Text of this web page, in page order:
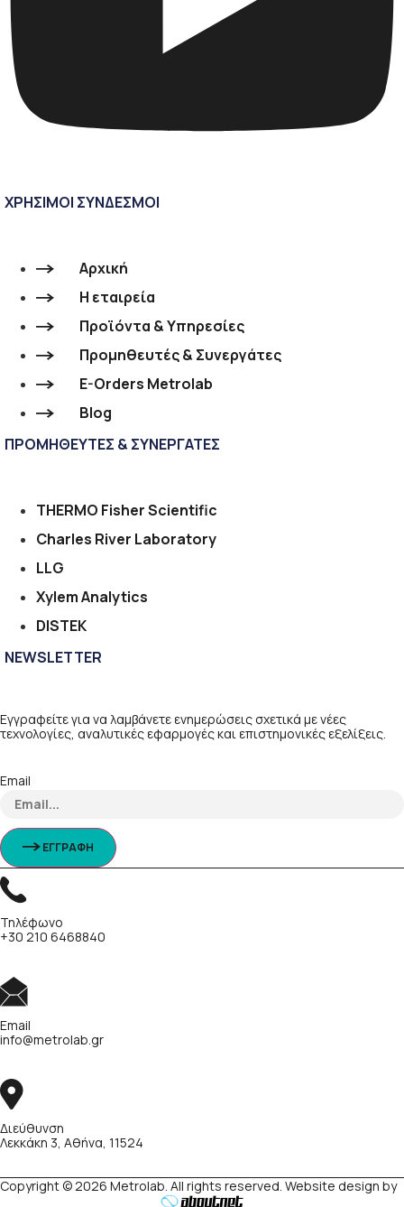
ΧΡΗΣΙΜΟΙ ΣΥΝΔΕΣΜΟΙ
Αρχική
Η εταιρεία
Προϊόντα & Υπηρεσίες
Προμηθευτές & Συνεργάτες
E-Orders Metrolab
Blog
ΠΡΟΜΗΘΕΥΤΕΣ & ΣΥΝΕΡΓΑΤΕΣ
THERMO Fisher Scientific
Charles River Laboratory
LLG
Xylem Analytics
DISTEK
NEWSLETTER
Εγγραφείτε για να λαμβάνετε ενημερώσεις σχετικά με νέες
τεχνολογίες, αναλυτικές εφαρμογές και επιστημονικές εξελίξεις.
Email
ΕΓΓΡΑΦΗ
Τηλέφωνο
+30 210 6468840
Email
info@metrolab.gr
Διεύθυνση
Λεκκάκη 3, Αθήνα, 11524
Copyright © 2026 Metrolab. All rights reserved. Website design by